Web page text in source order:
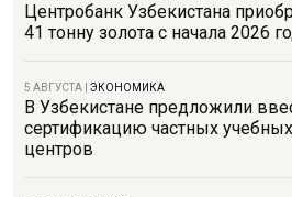
Центробанк Узбекистана
41 тонну золота с начала 2026
5 АВГУСТА ЭКОНОМИКА
В Узбекистане предложили
сертификацию частных учебных
центров